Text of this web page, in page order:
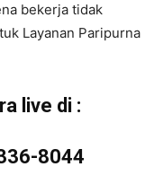
bekerja tidak
Layanan Paripurna
live di :
8044